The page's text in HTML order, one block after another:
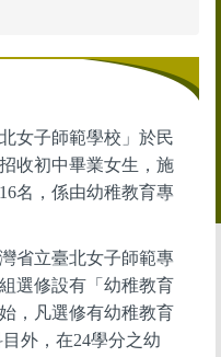
女子師範學校」於民
收初中畢業女生，施
名，係由幼稚教育專
省立臺北女子師範專
選修設有「幼稚教育
，凡選修有幼稚教育
外，在24學分之幼